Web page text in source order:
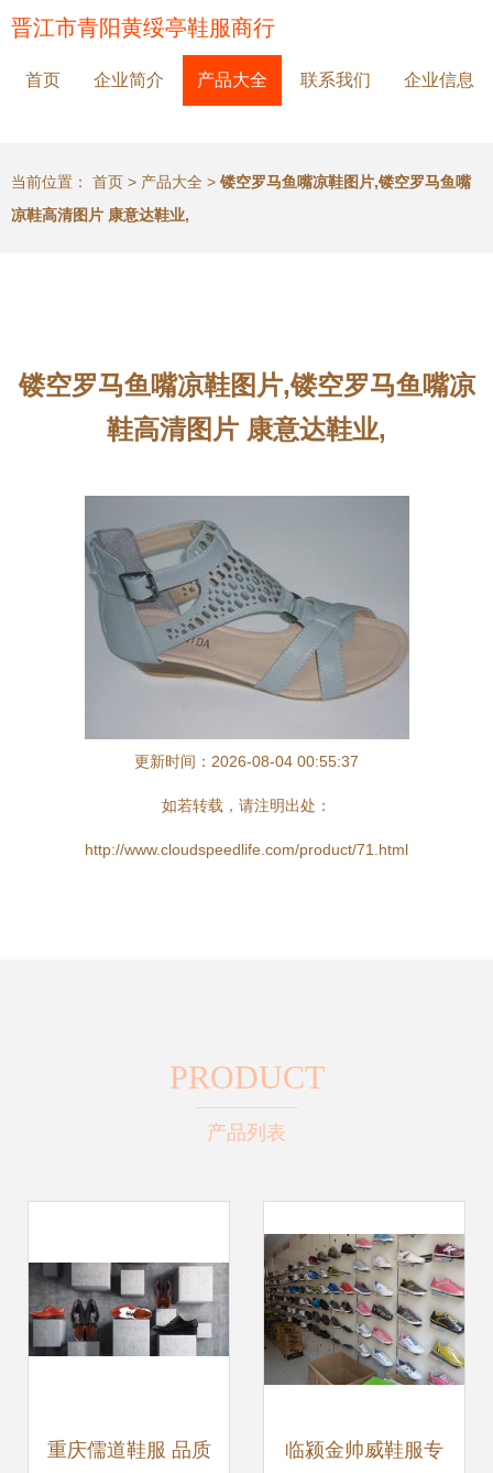
晋江市青阳黄绥亭鞋服商行
首页 企业简介 产品大全 联系我们 企业信息
当前位置： 首页 > 产品大全 > 镂空罗马鱼嘴凉鞋图片,镂空罗马鱼嘴
凉鞋高清图片 康意达鞋业,
镂空罗马鱼嘴凉鞋图片,镂空罗马鱼嘴凉
鞋高清图片 康意达鞋业,
更新时间：2026-08-04 00:55:37
如若转载，请注明出处：
http://www.cloudspeedlife.com/product/71.html
PRODUCT
产品列表
重庆儒道鞋服 品质 临颍金帅威鞋服专